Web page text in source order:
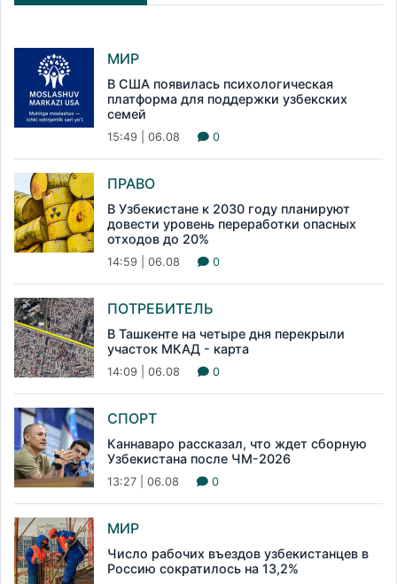
МИР
В США появилась психологическая
платформа для поддержки узбекских
семей
15:49 | 06.08 0
ПРАВО
В Узбекистане к 2030 году планируют
довести уровень переработки опасных
отходов до 20%
14:59 | 06.08 0
ПОТРЕБИТЕЛЬ
В Ташкенте на четыре дня перекрыли
участок МКАД - карта
14:09 | 06.08 0
СПОРТ
Каннаваро рассказал, что ждет сборную
Узбекистана после ЧМ-2026
13:27 | 06.08 0
МИР
Число рабочих въездов узбекистанцев в
Россию сократилось на 13,2%